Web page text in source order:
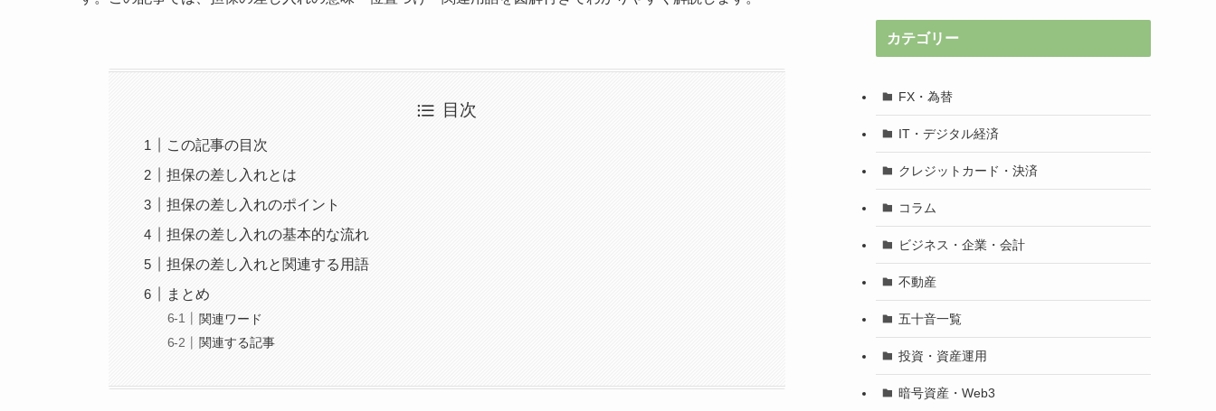
目次
この記事の目次
担保の差し入れとは
担保の差し入れのポイント
担保の差し入れの基本的な流れ
担保の差し入れと関連する用語
まとめ
関連ワード
関連する記事
カテゴリー
FX・為替
IT・デジタル経済
クレジットカード・決済
コラム
ビジネス・企業・会計
不動産
五十音一覧
投資・資産運用
暗号資産・Web3